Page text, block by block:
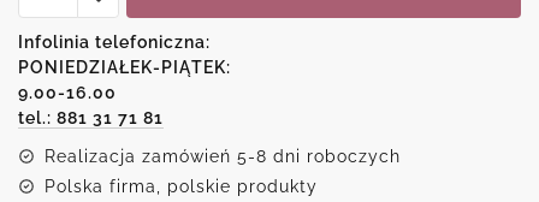
dla
niemowlaka
Infolinia telefoniczna:
PONIEDZIAŁEK-PIĄTEK:
9.00-16.00
tel.: 881 31 71 81
Realizacja zamówień 5-8 dni roboczych
Polska firma, polskie produkty